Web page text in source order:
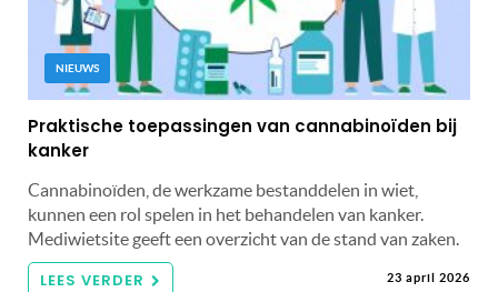
NIEUWS
Praktische toepassingen van cannabinoïden bij
kanker
Cannabinoïden, de werkzame bestanddelen in wiet,
kunnen een rol spelen in het behandelen van kanker.
Mediwietsite geeft een overzicht van de stand van zaken.
LEES VERDER 23 april 2026